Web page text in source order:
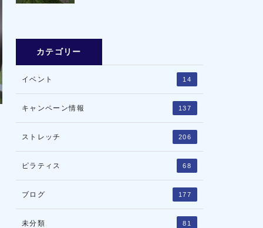
カテゴリー
イベント 14
キャンペーン情報 137
ストレッチ 206
ピラティス 68
ブログ 177
未分類 81